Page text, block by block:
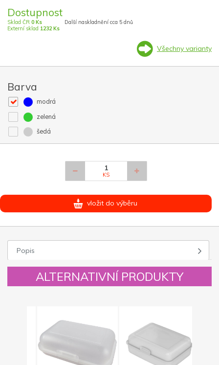
Dostupnost
Sklad ČR 0 Ks
Externí sklad 1232 Ks
Další naskladnění cca 5 dnů
Všechny varianty
Barva
modrá
zelená
šedá
KS
vložit do výběru
Popis
ALTERNATIVNÍ PRODUKTY